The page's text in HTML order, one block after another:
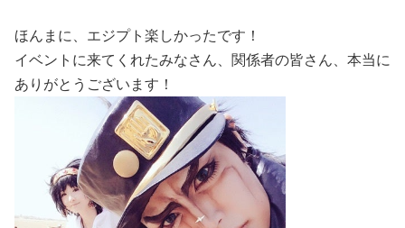
ほんまに、エジプト楽しかったです！
イベントに来てくれたみなさん、関係者の皆さん、本当に
ありがとうございます！